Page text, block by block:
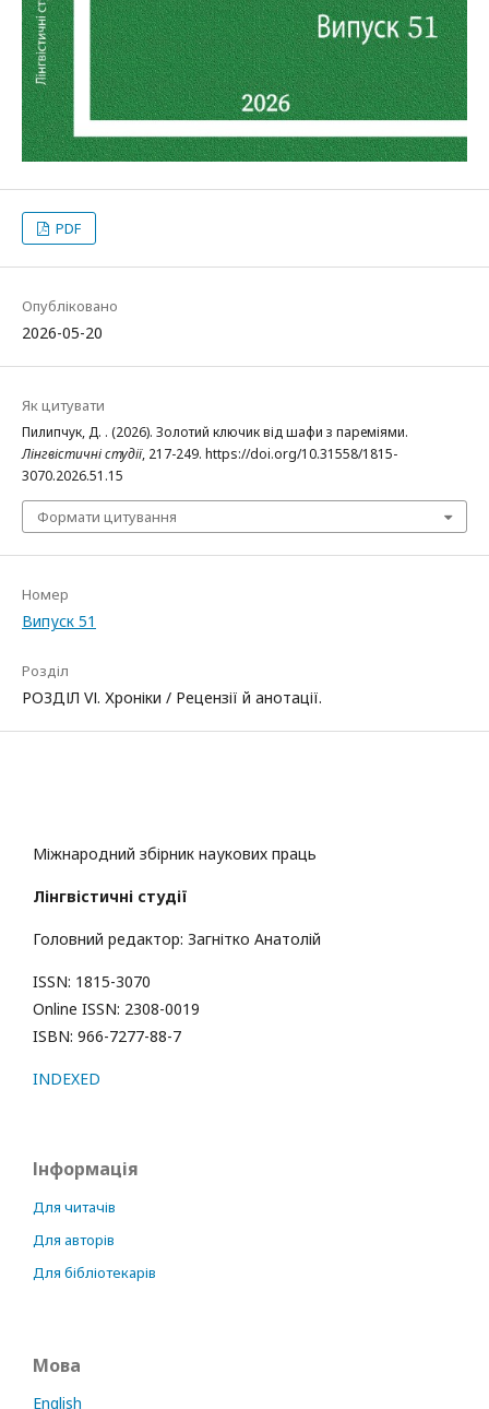
PDF
Опубліковано
2026-05-20
Як цитувати
Пилипчук, Д. . (2026). Золотий ключик від шафи з пареміями.
Лінгвістичні студії, 217-249. https://doi.org/10.31558/1815-
3070.2026.51.15
Формати цитування
Номер
Випуск 51
Розділ
РОЗДІЛ VІ. Хроніки / Рецензії й анотації.
Міжнародний збірник наукових праць
Лінгвістичні студії
Головний редактор: Загнітко Анатолій
ISSN: 1815-3070
Online ISSN: 2308-0019
ISBN: 966-7277-88-7
INDEXED
Інформація
Для читачів
Для авторів
Для бібліотекарів
Мова
English